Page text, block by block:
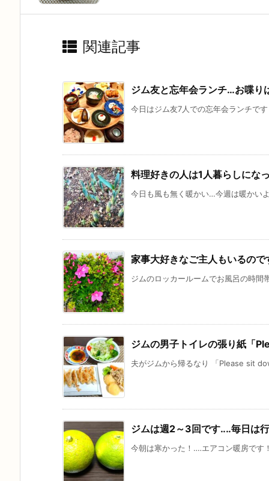
関連記事
ジム友と忘年会ランチ…お喋り
今日はジム友7人での忘年会ランチで
料理好きの人は1人暮らしにな
今日も風も無く暖かい…今週は暖かい
家事大好きなご主人もいるの
ジムのロッカールームでお風呂の時
ジムの男子トイレの張り紙「
夫がジムから帰るなり 「Please sit
ジムは週2～3回です‥‥毎日は
今朝は寒かった！‥‥エアコン暖房で